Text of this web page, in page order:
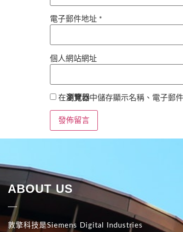
電子郵件地址 *
個人網站網址
在瀏覽器中儲存顯示名稱、電子郵
ABOUT US
敦擎科技是Siemens Digital Industries